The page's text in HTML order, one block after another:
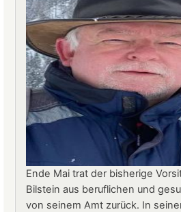
Betriebsleiter
Ende Mai trat der bisherige
Bilstein aus beruflichen und
von seinem Amt zurück. In